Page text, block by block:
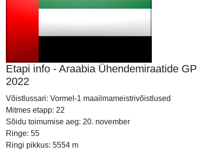
Etapi info - Araabia Ühendemiraatide GP
2022
Võistlussari: Vormel-1 maailmameistrivõistlused
Mitmes etapp: 22
Sõidu toimumise aeg: 20. november
Ringe: 55
Ringi pikkus: 5554 m